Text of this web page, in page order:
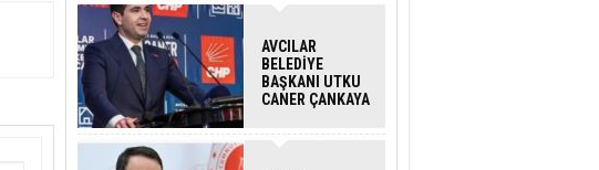
AVCILAR
BELEDİYE
BAŞKANI UTKU
CANER ÇANKAYA
TAHLİYE KARARI